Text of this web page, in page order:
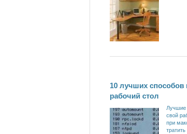
10 лучших способов
рабочий стол
Лучшие
свой
при